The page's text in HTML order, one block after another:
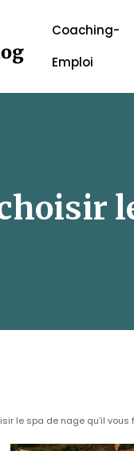
Coaching-
Emploi
le spa de nage qu’il vous